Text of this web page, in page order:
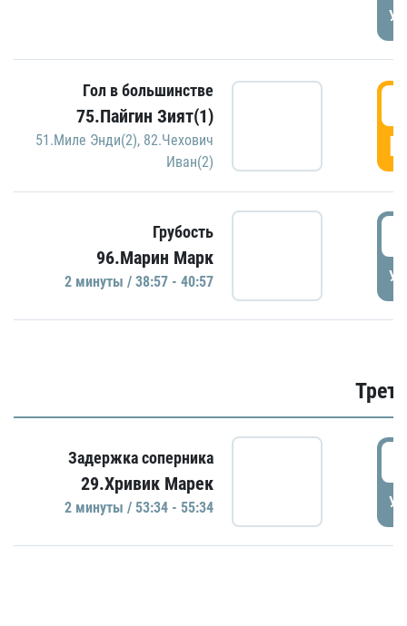
Гол в большинстве
75.Пайгин Зият(1)
51.Миле Энди(2), 82.Чехович
Иван(2)
Грубость
96.Марин Марк
2 минуты / 38:57 - 40:57
Задержка соперника
29.Хривик Марек
2 минуты / 53:34 - 55:34